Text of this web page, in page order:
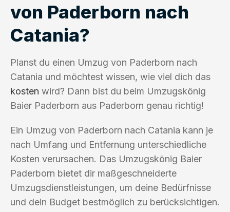
von Paderborn nach
Catania?
Planst du einen Umzug von Paderborn nach
Catania und möchtest wissen, wie viel dich das
kosten wird? Dann bist du beim Umzugskönig
Baier Paderborn aus Paderborn genau richtig!
Ein Umzug von Paderborn nach Catania kann je
nach Umfang und Entfernung unterschiedliche
Kosten verursachen. Das Umzugskönig Baier
Paderborn bietet dir maßgeschneiderte
Umzugsdienstleistungen, um deine Bedürfnisse
und dein Budget bestmöglich zu berücksichtigen.